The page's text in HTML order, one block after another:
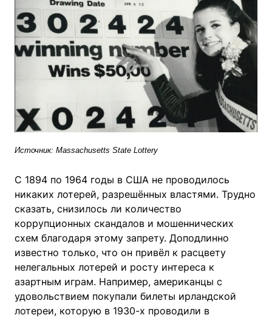
Источник: Massachusetts State Lottery
С 1894 по 1964 годы в США не проводилось
никаких лотерей, разрешённых властями. Трудно
сказать, снизилось ли количество
коррупционных скандалов и мошеннических
схем благодаря этому запрету. Доподлинно
известно только, что он привёл к расцвету
нелегальных лотерей и росту интереса к
азартным играм. Например, американцы с
удовольствием покупали билеты ирландской
лотереи, которую в 1930-х проводили в